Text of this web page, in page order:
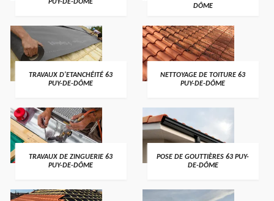
PUY-DE-DÔME
DÔME
TRAVAUX D'ETANCHÉITÉ 63
PUY-DE-DÔME
NETTOYAGE DE TOITURE 63
PUY-DE-DÔME
TRAVAUX DE ZINGUERIE 63
PUY-DE-DÔME
POSE DE GOUTTIÈRES 63 PUY-
DE-DÔME